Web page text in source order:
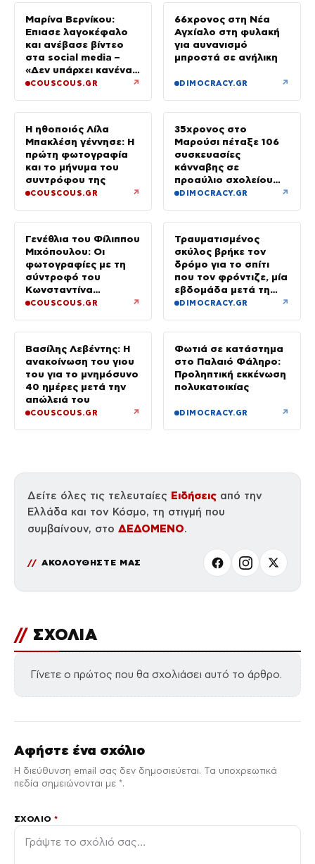
Μαρίνα Βερνίκου:
Έπιασε λαγοκέφαλο
και ανέβασε βίντεο
στα social media –
«Δεν υπάρχει κανένας
λόγος να φοβόμαστε»
COUSCOUS.GR ↗
66χρονος στη Νέα
Αγχίαλο στη φυλακή
για αυνανισμό
μπροστά σε ανήλικη
DIMOCRACY.GR ↗
Η ηθοποιός Λίλα
Μπακλέση γέννησε: Η
πρώτη φωτογραφία
και το μήνυμα του
συντρόφου της
COUSCOUS.GR ↗
35χρονος στο
Μαρούσι πέταξε 106
συσκευασίες
κάνναβης σε
προαύλιο σχολείου
και έφυγε μόλις είδε
DIMOCRACY.GR ↗
Γενέθλια του Φίλιππου
Μιχόπουλου: Οι
φωτογραφίες με τη
σύντροφό του
Κωνσταντίνα
Ευρυπίδου και το
COUSCOUS.GR ↗
Τραυματισμένος
σκύλος βρήκε τον
δρόμο για το σπίτι
που τον φρόντιζε, μία
εβδομάδα μετά τη
φωτιά στο Πόρτο
DIMOCRACY.GR ↗
Βασίλης Λεβέντης: Η
ανακοίνωση του γιου
του για το μνημόσυνο
40 ημέρες μετά την
απώλειά του
COUSCOUS.GR ↗
Φωτιά σε κατάστημα
στο Παλαιό Φάληρο:
Προληπτική εκκένωση
πολυκατοικίας
DIMOCRACY.GR ↗
Δείτε όλες τις τελευταίες Ειδήσεις από την
Ελλάδα και τον Κόσμο, τη στιγμή που
συμβαίνουν, στο ΔΕΔΟΜΕΝΟ.
ΑΚΟΛΟΥΘΗΣΤΕ ΜΑΣ
// ΣΧΟΛΙΑ
Γίνετε ο πρώτος που θα σχολιάσει αυτό το άρθρο.
Αφήστε ένα σχόλιο
Η διεύθυνση email σας δεν δημοσιεύεται. Τα υποχρεωτικά
πεδία σημειώνονται με *.
ΣΧΌΛΙΟ*